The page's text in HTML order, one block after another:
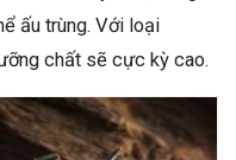
ấu trùng. Với loại
chất sẽ cực kỳ cao.